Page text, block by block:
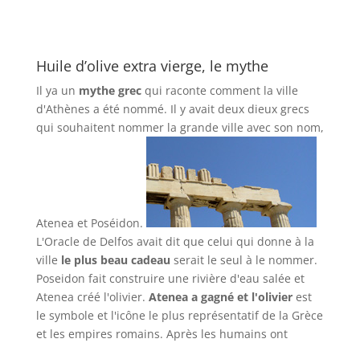
Huile d’olive extra vierge, le mythe
Il ya un mythe grecqui raconte comment la ville
d'Athènes a été nommé. Il y avait deux dieux grecs
qui souhaitent nommer la grande ville avec son nom,
Atenea et Poséidon.
L'Oracle de Delfos avait dit que celui qui donne à la
ville le plus beau cadeau serait le seul à le nommer.
Poseidon fait construire une rivière d'eau salée et
Atenea créé l'olivier. Atenea a gagné et l'olivierest
le symbole et l'icône le plus représentatif de la Grèce
et les empires romains. Après les humains ont